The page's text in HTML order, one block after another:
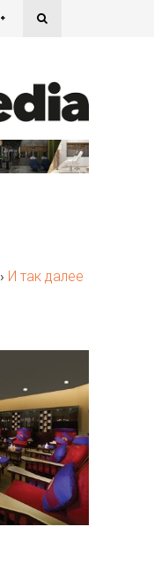
› И так далее